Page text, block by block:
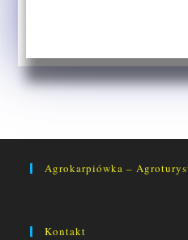
Agrokarpiówka –
Kontakt